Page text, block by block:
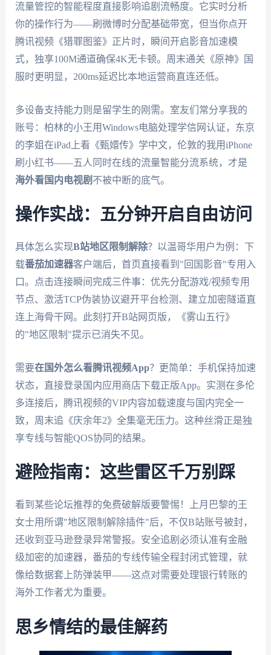
流量管控的智能程度直接影响追剧流畅度。它实时分析
你的操作行为——刷微博时分配基础带宽，但当你点开
腾讯视频《猎罪图鉴》正片时，瞬间开启影音加速模
式，独享100M通道确保4K无卡顿。周末通关《原神》国
服时更明显，200ms延迟比本地运营商直连还低。
多设备支持能力则是留学生的刚需。室友们常分享我的
账号：柏林的小王用Windows电脑处理学信网认证，东京
的李姐在iPad上看《甄嬛传》学中文，伦敦的我用iPhone
刷小红书——五人同时在线的流量智能分流系统，才是
海外看国内电视剧 不被中断的底气。
操作实战：五分钟开启自由访问
具体怎么实现B站地区限制解除？以温哥华用户为例：下
载番茄加速器客户端后，首页直接看到"回国影音"专用入
口。点击连接瞬间完成三件事：优先分配游戏/视频专用
节点、激活TCP伪装协议避开平台检测、建立加密隧道直
连上海骨干网。此刻打开B站网页版，《雾山五行》
的"地区限制"提示已消失不见。
需要在国外怎么看腾讯视频App？更简单：手机保持加速
状态，直接登录国内应用商店下载正版App。实测在多伦
多连接后，腾讯视频的VIP内容加载速度与国内完全一
致，周末追《庆余年2》全集毫无压力。这种丝滑正是独
享专线与智能QOS协同的结果。
避险指南：这些雷区千万别踩
看到某些论坛推荐的免费破解版要警惕！上月巴黎的王
女士用所谓"地区限制解除插件"后，不仅B站账号被封，
还收到亚马逊登录异常警报。安全追剧必须认准有金融
级加密的加速器，番茄的专线传输全程封闭式管理，就
像给数据套上防弹装甲——这点对需要处理银行转账的
海外工作者尤为重要。
思乡情结的最佳解药